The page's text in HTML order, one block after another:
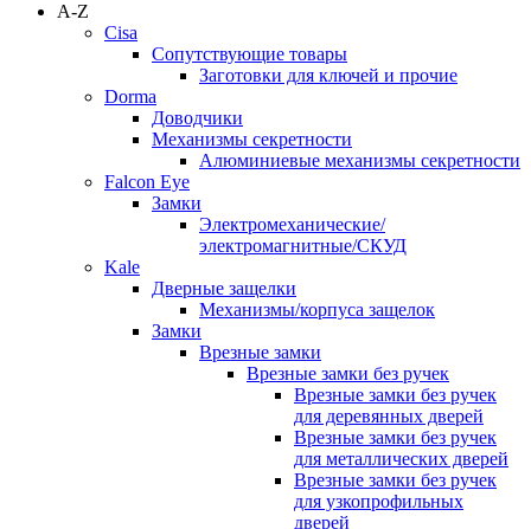
A-Z
Cisa
Сопутствующие товары
Заготовки для ключей и прочие
Dorma
Доводчики
Механизмы секретности
Алюминиевые механизмы секретности
Falcon Eye
Замки
Электромеханические/
электромагнитные/СКУД
Kale
Дверные защелки
Механизмы/корпуса защелок
Замки
Врезные замки
Врезные замки без ручек
Врезные замки без ручек
для деревянных дверей
Врезные замки без ручек
для металлических дверей
Врезные замки без ручек
для узкопрофильных
дверей